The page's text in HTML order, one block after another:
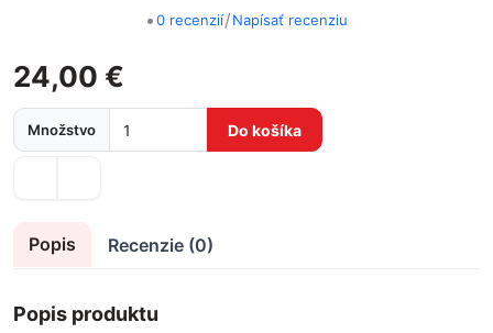
•0 recenzií/Napísať recenziu
24,00 €
Množstvo Do košíka
Popis Recenzie (0)
Popis produktu